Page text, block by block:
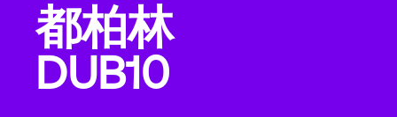
合作伙伴
专业知识和资源
都柏林
DUB10